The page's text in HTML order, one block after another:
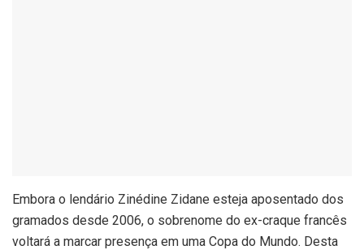
Embora o lendário Zinédine Zidane esteja aposentado dos
gramados desde 2006, o sobrenome do ex-craque francês
voltará a marcar presença em uma Copa do Mundo. Desta